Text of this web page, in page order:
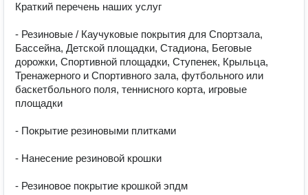
Краткий перечень наших услуг
- Резиновые / Каучуковые покрытия для Спортзала,
Бассейна, Детской площадки, Стадиона, Беговые
дорожки, Спортивной площадки, Ступенек, Крыльца,
Тренажерного и Спортивного зала, футбольного или
баскетбольного поля, теннисного корта, игровые
площадки
- Покрытие резиновыми плитками
- Нанесение резиновой крошки
- Резиновое покрытие крошкой эпдм